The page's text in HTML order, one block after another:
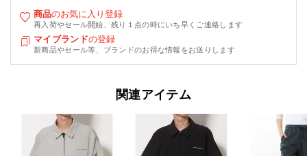
商品のお気に入り登録
再入荷やセール開始、残り１点の時にいち早くご連絡します
マイブランドの登録
新商品やセール等、ブランドのお得な情報をお送りします
関連アイテム